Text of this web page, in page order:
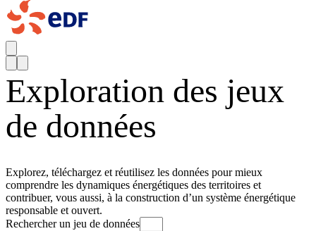
Exploration des jeux
de données
Explorez, téléchargez et réutilisez les données pour mieux
comprendre les dynamiques énergétiques des territoires et
contribuer, vous aussi, à la construction d’un système énergétique
responsable et ouvert.
Rechercher un jeu de données